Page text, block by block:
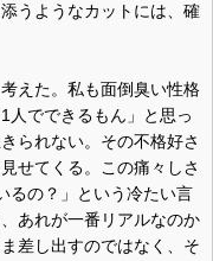
うようなカットには、確
えた。私も面倒臭い性格
人でできるもん」と思っ
られない。その不格好さ
せてくる。この痛々しさ
るの？」という冷たい言
あれが一番リアルなのか
差し出すのではなく、そ